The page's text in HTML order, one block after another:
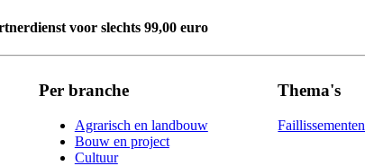
voor slechts 99,00 euro
Per branche
Agrarisch en landbouw
Bouw en project
Cultuur
Thema's
Faillissementen